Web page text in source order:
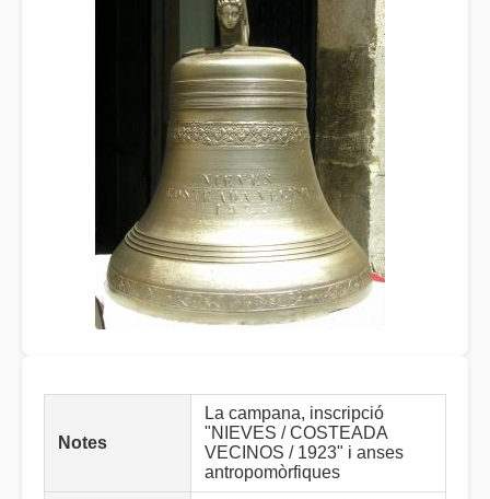
Notes
La campana, inscripció
"NIEVES / COSTEADA
VECINOS / 1923" i anses
antropomòrfiques